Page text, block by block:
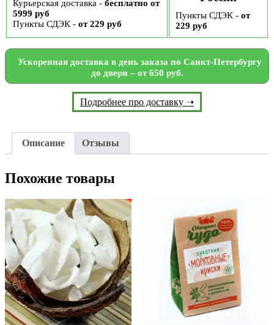
Курьерская доставка - бесплатно от
5999 руб
Пункты СДЭК - от 229 руб
Пункты СДЭК - от
229 руб
Ускоренная доставка в день заказа по Санкт-Петербургу
до двери – от 650 руб.
Подробнее про доставку ➝
Описание Отзывы
Похожие товары